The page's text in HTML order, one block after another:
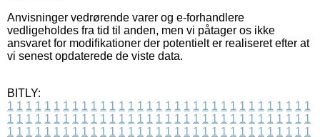
Anvisninger vedrørende varer og e-forhandlere
vedligeholdes fra tid til anden, men vi påtager os ikke
ansvaret for modifikationer der potentielt er realiseret efter at
vi senest opdaterede de viste data.
BITLY:
1 1 1 1 1 1 1 1 1 1 1 1 1 1 1 1 1 1 1 1 1 1 1 1 1 1 1 1 1 1 1 1 1
1 1 1 1 1 1 1 1 1 1 1 1 1 1 1 1 1 1 1 1 1 1 1 1 1 1 1 1 1 1 1 1 1
1 1 1 1 1 1 1 1 1 1 1 1 1 1 1 1 1 1 1 1 1 1 1 1 1 1 1 1 1 1 1 1 1